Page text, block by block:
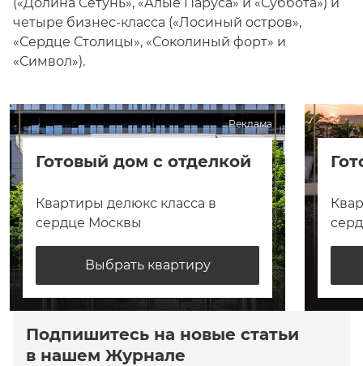
четыре бизнес-класса («Лосиный остров»,
«Сердце Столицы», «Соколиный форт» и
«Символ»).
Реклама
Готовый дом с отделкой
Квартиры делюкс класса в
сердце Москвы
Выбрать квартиру
Подпишитесь на новые статьи
в нашем Журнале